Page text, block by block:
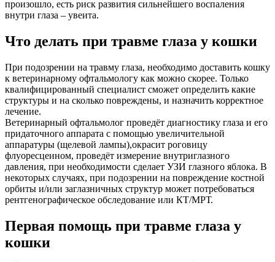
произошло, есть риск развития сильнейшего воспаления
внутри глаза – увеита.
Что делать при травме глаза у кошки
При подозрении на травму глаза, необходимо доставить кошку
к ветеринарному офтальмологу как можно скорее. Только
квалифицированный специалист сможет определить какие
структуры и на сколько повреждены, и назначить корректное
лечение.
Ветеринарный офтальмолог проведёт диагностику глаза и его
придаточного аппарата с помощью увеличительной
аппаратуры (щелевой лампы),окрасит роговицу
флуоресцеином, проведёт измерение внутриглазного
давления, при необходимости сделает УЗИ глазного яблока. В
некоторых случаях, при подозрении на повреждение костной
орбиты и/или заглазничных структур может потребоваться
рентгенографическое обследование или КТ/МРТ.
Первая помощь при травме глаза у
кошки